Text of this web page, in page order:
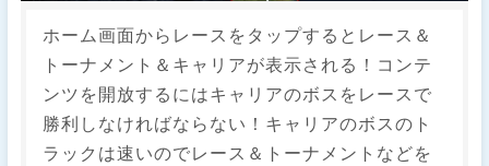
ホーム画面からレースをタップするとレース＆
トーナメント＆キャリアが表示される！コンテ
ンツを開放するにはキャリアのボスをレースで
勝利しなければならない！キャリアのボスのト
ラックは速いのでレース＆トーナメントなどを